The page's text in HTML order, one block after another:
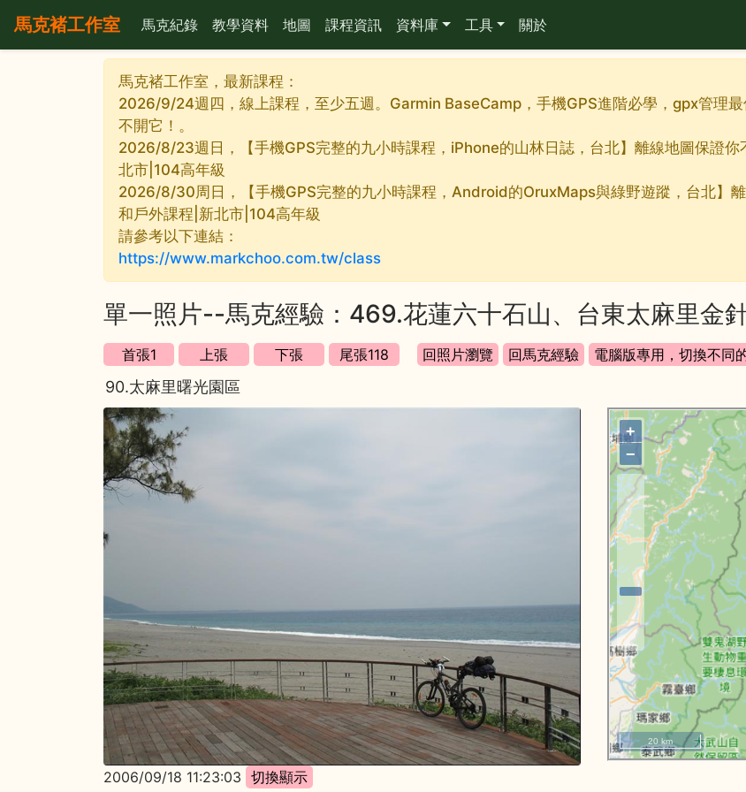
馬克褚工作室 馬克紀錄 教學資料 地圖 課程資訊 資料庫 工具 關於
馬克褚工作室，最新課程：
2026/9/24週四，線上課程，至少五週。Garmin BaseCamp，手機GPS進階必學，gpx管理
不開它！。
2026/8/23週日，【手機GPS完整的九小時課程，iPhone的山林日誌，台北】離線地圖保證
北市|104高年級
2026/8/30周日，【手機GPS完整的九小時課程，Android的OruxMaps與綠野遊蹤，台北】
和戶外課程|新北市|104高年級
請參考以下連結：
https://www.markchoo.com.tw/class
單一照片--馬克經驗：469.花蓮六十石山、台東太麻里金
90.太麻里曙光園區
2006/09/18 11:23:03
20 km
+
−